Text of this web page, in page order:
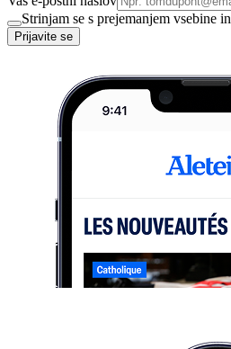
Strinjam se s prejemanjem vsebine in
Prijavite se